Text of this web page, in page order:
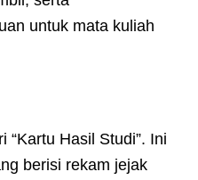
untuk mata kuliah
“Kartu Hasil Studi”. Ini
berisi rekam jejak